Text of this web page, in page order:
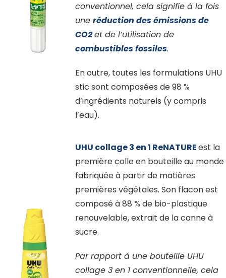
conventionnel, cela signifie à la fois
uneréduction des émissions de
CO2et de l’utilisation de
combustibles fossiles.
En outre, toutes les formulations UHU
stic sont composées de 98 %
d’ingrédients naturels (y compris
l’eau).
UHU collage 3 en 1 ReNATUREest la
première colle en bouteille au monde
fabriquée à partir de matières
premières végétales. Son flacon est
composé à 88 % de bio-plastique
renouvelable, extrait de la canne à
sucre.
Par rapport à une bouteille UHU
collage 3 en 1 conventionnelle, cela